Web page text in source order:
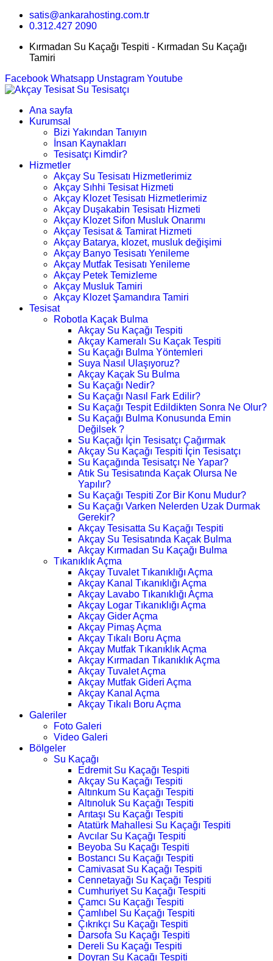
satis@ankarahosting.com.tr
0.312.427 2090
Kırmadan Su Kaçağı Tespiti - Kırmadan Su Kaçağı
Tamiri
Facebook Whatsapp Unstagram Youtube
Ana sayfa
Kurumsal
Bizi Yakından Tanıyın
İnsan Kaynakları
Tesisatçı Kimdir?
Hizmetler
Akçay Su Tesisatı Hizmetlerimiz
Akçay Sıhhi Tesisat Hizmeti
Akçay Klozet Tesisatı Hizmetlerimiz
Akçay Duşakabin Tesisatı Hizmeti
Akçay Klozet Sifon Musluk Onarımı
Akçay Tesisat & Tamirat Hizmeti
Akçay Batarya, klozet, musluk değişimi
Akçay Banyo Tesisatı Yenileme
Akçay Mutfak Tesisatı Yenileme
Akçay Petek Temizleme
Akçay Musluk Tamiri
Akçay Klozet Şamandıra Tamiri
Tesisat
Robotla Kaçak Bulma
Akçay Su Kaçağı Tespiti
Akçay Kameralı Su Kaçak Tespiti
Su Kaçağı Bulma Yöntemleri
Suya Nasıl Ulaşıyoruz?
Akçay Kaçak Su Bulma
Su Kaçağı Nedir?
Su Kaçağı Nasıl Fark Edilir?
Su Kaçağı Tespit Edildikten Sonra Ne Olur?
Su Kaçağı Bulma Konusunda Emin
Değilsek ?
Su Kaçağı İçin Tesisatçı Çağırmak
Akçay Su Kaçağı Tespiti İçin Tesisatçı
Su Kaçağında Tesisatçı Ne Yapar?
Atık Su Tesisatında Kaçak Olursa Ne
Yapılır?
Su Kaçağı Tespiti Zor Bir Konu Mudur?
Su Kaçağı Varken Nelerden Uzak Durmak
Gerekir?
Akçay Tesisatta Su Kaçağı Tespiti
Akçay Su Tesisatında Kaçak Bulma
Akçay Kırmadan Su Kaçağı Bulma
Tıkanıklık Açma
Akçay Tuvalet Tıkanıklığı Açma
Akçay Kanal Tıkanıklığı Açma
Akçay Lavabo Tıkanıklığı Açma
Akçay Logar Tıkanıklığı Açma
Akçay Gider Açma
Akçay Pimaş Açma
Akçay Tıkalı Boru Açma
Akçay Mutfak Tıkanıklık Açma
Akçay Kırmadan Tıkanıklık Açma
Akçay Tuvalet Açma
Akçay Mutfak Gideri Açma
Akçay Kanal Açma
Akçay Tıkalı Boru Açma
Galeriler
Foto Galeri
Video Galeri
Bölgeler
Su Kaçağı
Edremit Su Kaçağı Tespiti
Akçay Su Kaçağı Tespiti
Altınkum Su Kaçağı Tespiti
Altınoluk Su Kaçağı Tespiti
Arıtaşı Su Kaçağı Tespiti
Atatürk Mahallesi Su Kaçağı Tespiti
Avcılar Su Kaçağı Tespiti
Beyoba Su Kaçağı Tespiti
Bostancı Su Kaçağı Tespiti
Camivasat Su Kaçağı Tespiti
Cennetayağı Su Kaçağı Tespiti
Cumhuriyet Su Kaçağı Tespiti
Çamcı Su Kaçağı Tespiti
Çamlıbel Su Kaçağı Tespiti
Çıkrıkçı Su Kaçağı Tespiti
Darsofa Su Kaçağı Tespiti
Dereli Su Kaçağı Tespiti
Doyran Su Kaçağı Tespiti